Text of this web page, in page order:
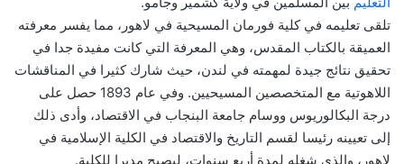
تلقى تعليمه في كلية فورمان المسيحية في لاهور، مما يفسر معرفته
العميقة بالكتاب المقدس، وهي المعرفة التي كانت مفيدة جدا في
تحقيق نتائج جيدة لمهمته في لندن، حيث شارك كثيرا في المناقشات
اللاهوتية مع المتخصصين المسيحيين. وفي عام 1893 حصل على
درجة البكالوريوس ووسام جامعة البنجاب في الاقتصاد، وأدى ذلك
إلى تعيينه رئيسا لقسم التاريخ والاقتصاد في الكلية الإسلامية في
لاهور، والذي شغله لمدة أربع سنوات، ليصبح مديرا للكلية.